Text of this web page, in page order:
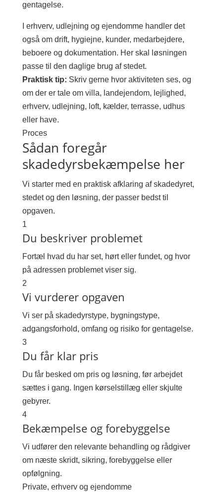
gentagelse.
I erhverv, udlejning og ejendomme handler det
også om drift, hygiejne, kunder, medarbejdere,
beboere og dokumentation. Her skal løsningen
passe til den daglige brug af stedet.
Praktisk tip: Skriv gerne hvor aktiviteten ses, og
om der er tale om villa, landejendom, lejlighed,
erhverv, udlejning, loft, kælder, terrasse, udhus
eller have.
Proces
Sådan foregår
skadedyrsbekæmpelse her
Vi starter med en praktisk afklaring af skadedyret,
stedet og den løsning, der passer bedst til
opgaven.
1
Du beskriver problemet
Fortæl hvad du har set, hørt eller fundet, og hvor
på adressen problemet viser sig.
2
Vi vurderer opgaven
Vi ser på skadedyrstype, bygningstype,
adgangsforhold, omfang og risiko for gentagelse.
3
Du får klar pris
Du får besked om pris og løsning, før arbejdet
sættes i gang. Ingen kørselstillæg eller skjulte
gebyrer.
4
Bekæmpelse og forebyggelse
Vi udfører den relevante behandling og rådgiver
om næste skridt, sikring, forebyggelse eller
opfølgning.
Private, erhverv og ejendomme